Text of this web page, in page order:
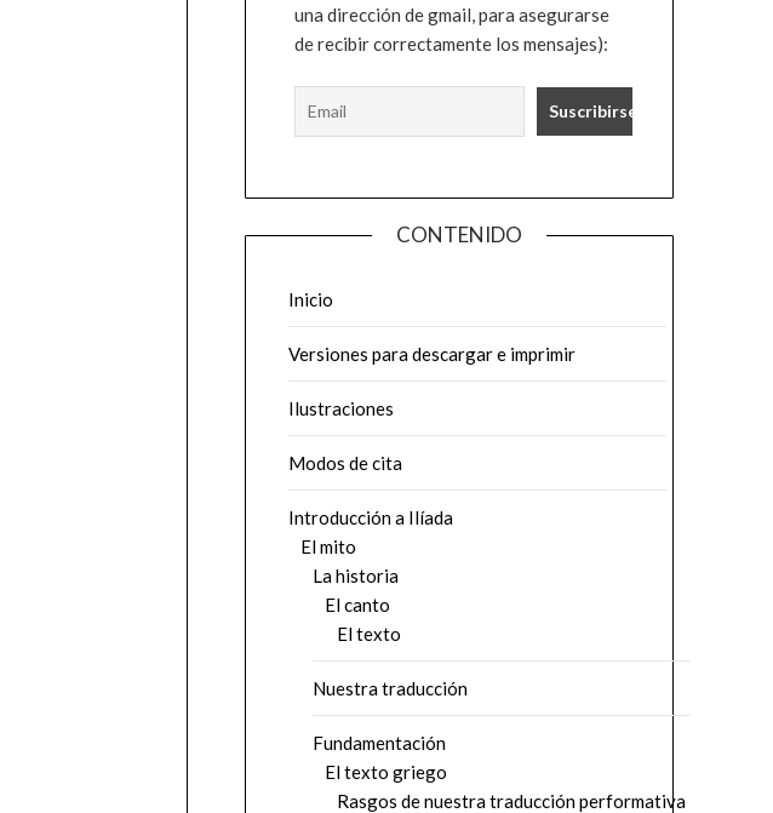
una dirección de gmail, para asegurarse
de recibir correctamente los mensajes):
CONTENIDO
Inicio
Versiones para descargar e imprimir
Ilustraciones
Modos de cita
Introducción a Ilíada
El mito
La historia
El canto
El texto
Nuestra traducción
Fundamentación
El texto griego
Rasgos de nuestra traducción performativa